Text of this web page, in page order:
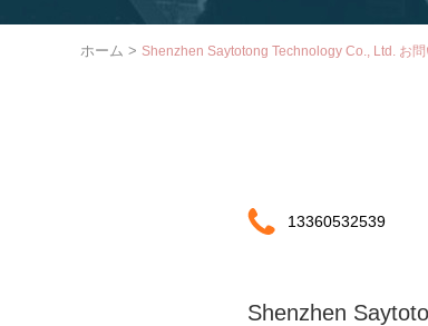
ホーム > Shenzhen Saytotong Technology Co., Ltd. お
13360532539
Shenzhen